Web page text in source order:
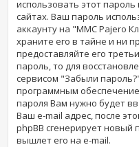
использовать этот
сайтах. Ваш пароль
аккаунту на "MMC Pajero
храните его в тайне и ни
предоставляйте его
пароль, то для
сервисом "Забыли
программным
пароля Вам нужно будет
Ваш e-mail адрес, после
phpBB сгенерирует новый
вышлет его на e-mail.